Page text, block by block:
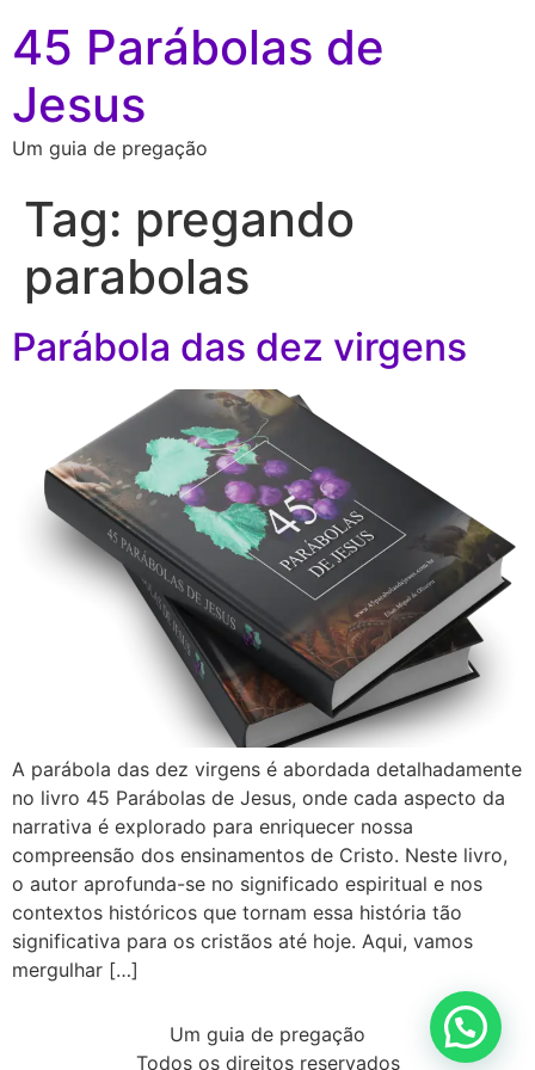
45 Parábolas de
Jesus
Um guia de pregação
Tag: pregando
parabolas
Parábola das dez virgens
A parábola das dez virgens é abordada detalhadamente
no livro 45 Parábolas de Jesus, onde cada aspecto da
narrativa é explorado para enriquecer nossa
compreensão dos ensinamentos de Cristo. Neste livro,
o autor aprofunda-se no significado espiritual e nos
contextos históricos que tornam essa história tão
significativa para os cristãos até hoje. Aqui, vamos
mergulhar […]
Um guia de pregação
Todos os direitos reservados